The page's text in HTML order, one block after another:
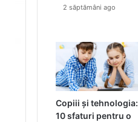
2 săptămâni ago
Copiii și tehnologia:
10 sfaturi pentru o